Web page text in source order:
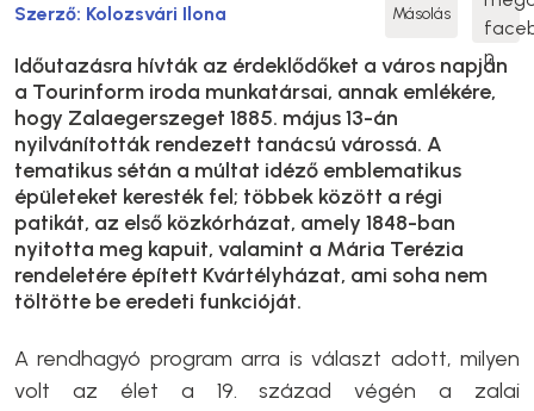
Szerző: Kolozsvári Ilona Másolás
Időutazásra hívták az érdeklődőket a város napján
a Tourinform iroda munkatársai, annak emlékére,
hogy Zalaegerszeget 1885. május 13-án
nyilvánították rendezett tanácsú várossá. A
tematikus sétán a múltat idéző emblematikus
épületeket keresték fel; többek között a régi
patikát, az első közkórházat, amely 1848-ban
nyitotta meg kapuit, valamint a Mária Terézia
rendeletére épített Kvártélyházat, ami soha nem
töltötte be eredeti funkcióját.
A rendhagyó program arra is választ adott, milyen
volt az élet a 19. század végén a zalai